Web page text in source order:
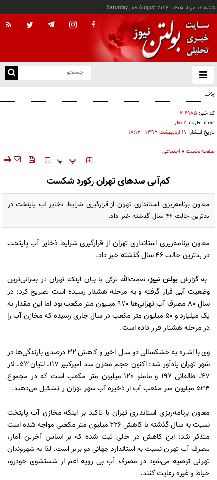
شنبه ۱۷ مرداد ۱۴۰۵ |
Saturday , 08 August 2026
باز
و
پزشکیان: خدمت بی‌منت و مشارکت مردمی، پایه حل مشکلات کشور است
کد خبر: ۲۰۲۹۸۵
تعداد نظرات: ۲ نظر
تاریخ انتشار: ۱۷ ارديبهشت ۱۳۹۳ - ۱۸:۱۳
صفحه نخست » اجتماعی
‍‍‍ پ پ
کم‌آبی سدهای تهران رکورد شکست
معاون برنامه‌ریزی استانداری تهران از قرارگیری شرایط ذخایر آب پایتخت در
بدترین حالت ۴۶ سال گذشته خبر داد.
معاون برنامه‌ریزی استانداری تهران از قرارگیری شرایط ذخایر آب پایتخت
در بدترین حالت ۴۶ سال گذشته خبر داد.
به گزارشبولتن نیوز، نعمت‌الله ترکی با بیان اینکه تهران در بحرانی‌ترین
وضعیت آبی قرار گرفته و به مرحله هشدار رسیده است تصریح کرد: در
سال 80 مصرف آب تهرانی‌ها 970 میلیون متر مکعب بود اما این مقدار به
یک میلیارد و 50 میلیون متر مکعب در سال جاری رسیده که مخازن آب را
در مرحله هشدار قرار داده است.
وی با اشاره به خشکسالی دو سال اخیر و کاهش 32 درصدی بارندگی‌ها در
شهر تهران یادآور شد: اکنون حجم مخزن سد امیرکبیر 117، لتیان 53، لار
47، طالقانی 197 و ماملو 120 میلیون متر مکعب است که در مجموع
534 میلیون متر مکعب آب از ذخیره آب شهر تهران را تشکیل می‌دهند.
معاون برنامه‌ریزی استانداری تهران با تاکید بر اینکه مخازن آب پایتخت
نسبت به سال گذشته با کاهش 226 میلیون متر مکعبی مواجه شده است
متذکر شد: این کاهش در حالی ثبت شده که بر اساس آخرین آمار،
مصرف آب تهران نسبت به استاندارد جهانی دو برابر است. لذا به شهروندان
تهرانی توصیه می‌شود در مصرف آب بی رویه اعم از شستشوی خودرو،
حیاط و غیره رعایت کنند.